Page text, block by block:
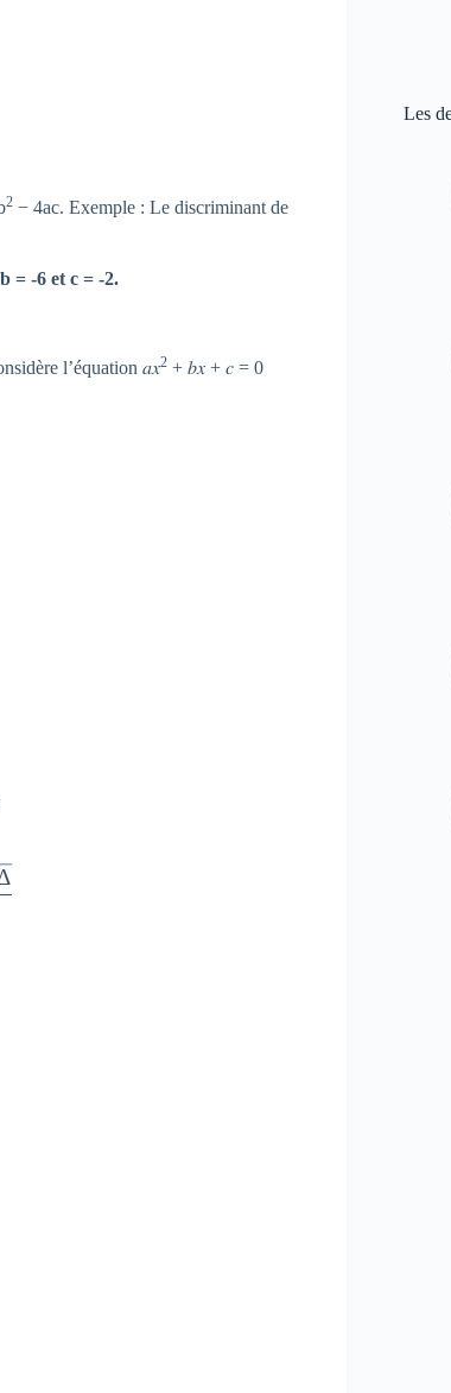
2 − 4ac. Exemple : Le discriminant de
= -6 et c = -2.
l’équation 𝑎𝑥2 + 𝑏𝑥 + 𝑐 = 0
}}{2a} \quad et \quad x_{2}=\frac{-
Les